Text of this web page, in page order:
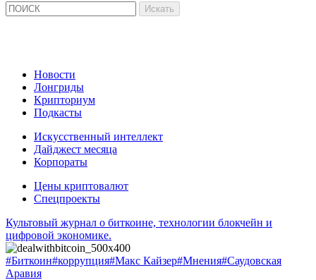
Новости
Лонгриды
Крипториум
Подкасты
Искусственный интеллект
Дайджест месяца
Корпораты
Цены криптовалют
Спецпроекты
Культовый журнал о биткоине, технологии блокчейн и
цифровой экономике.
#Биткоин#коррупция#Макс Кайзер#Мнения#Саудовская
Аравия